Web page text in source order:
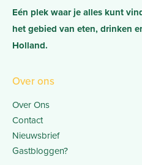
Eén plek waar je alles kunt
het gebied van eten, drinken
Holland.
Over ons
Over Ons
Contact
Nieuwsbrief
Gastbloggen?